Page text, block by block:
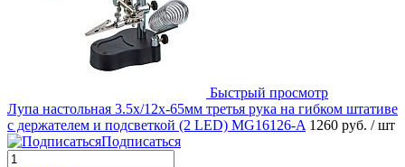
Быстрый просмотр
Лупа настольная 3.5x/12x-65мм третья рука на гибком штативе
с держателем и подсветкой (2 LED) MG16126-A 1260 руб. / шт
Подписаться